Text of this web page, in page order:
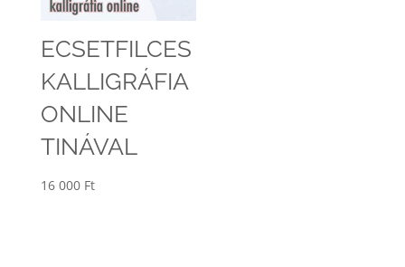
ECSETFILCES
KALLIGRÁFIA
ONLINE
TINÁVAL
16 000 Ft